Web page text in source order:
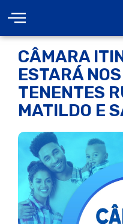
CÂMARA
ESTARÁ
TENENTES
MATILDO E